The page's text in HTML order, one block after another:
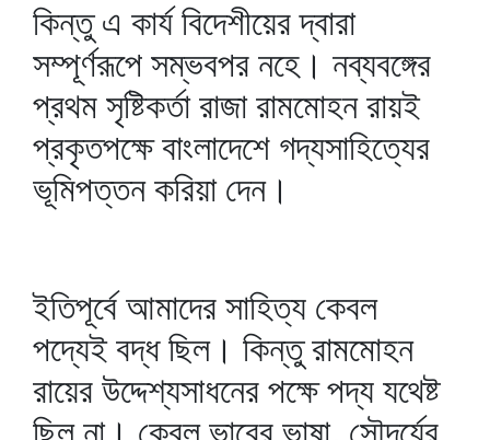
কিন্তু এ কার্য বিদেশীয়ের দ্বারা
সম্পূর্ণরূপে সম্ভবপর নহে। নব্যবঙ্গের
প্রথম সৃষ্টিকর্তা রাজা রামমোহন রায়ই
প্রকৃতপক্ষে বাংলাদেশে গদ্যসাহিত্যের
ভূমিপত্তন করিয়া দেন।
ইতিপূর্বে আমাদের সাহিত্য কেবল
পদ্যেই বদ্ধ ছিল। কিন্তু রামমোহন
রায়ের উদ্দেশ্যসাধনের পক্ষে পদ্য যথেষ্ট